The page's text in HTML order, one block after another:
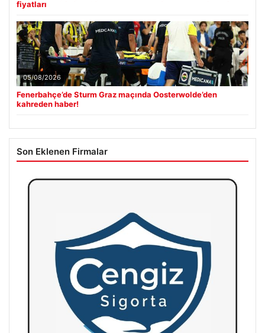
fiyatları
05/08/2026
Fenerbahçe’de Sturm Graz maçında Oosterwolde’den
kahreden haber!
Son Eklenen Firmalar